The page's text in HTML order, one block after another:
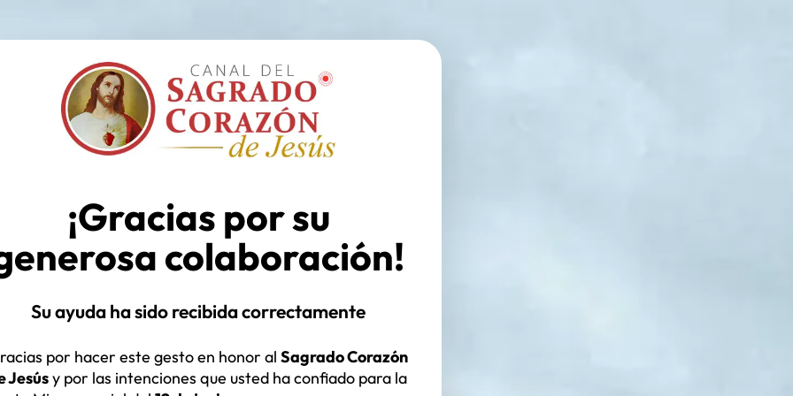
¡Gracias por su
colaboración!
Su ayuda ha sido recibida correctamente
por hacer este gesto en honor al Sagrado Corazón
Jesúsy por las intenciones que usted ha confiado para la